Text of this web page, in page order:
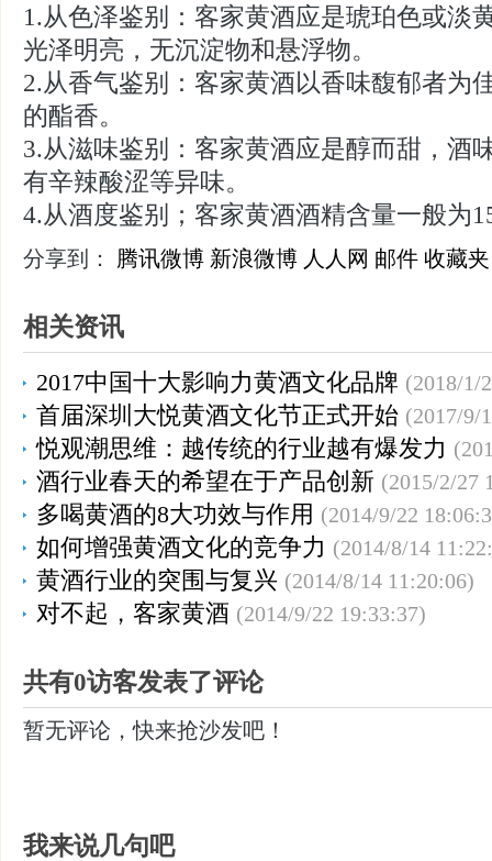
1.从色泽鉴别：客家黄酒应是琥珀色或淡
光泽明亮，无沉淀物和悬浮物。
2.从香气鉴别：客家黄酒以香味馥郁者为
的酯香。
3.从滋味鉴别：客家黄酒应是醇而甜，酒
有辛辣酸涩等异味。
4.从酒度鉴别；客家黄酒酒精含量一般为
分享到： 腾讯微博 新浪微博 人人网 邮件 收藏夹
相关资讯
2017中国十大影响力黄酒文化品牌 (2018/1/
首届深圳大悦黄酒文化节正式开始 (2017/9/
悦观潮思维：越传统的行业越有爆发力
酒行业春天的希望在于产品创新 (2015/2/27
多喝黄酒的8大功效与作用 (2014/9/22
如何增强黄酒文化的竞争力 (2014/8/14
黄酒行业的突围与复兴 (2014/8/14 11:20:06)
对不起，客家黄酒 (2014/9/22 19:33:37)
共有0访客发表了评论
暂无评论，快来抢沙发吧！
我来说几句吧